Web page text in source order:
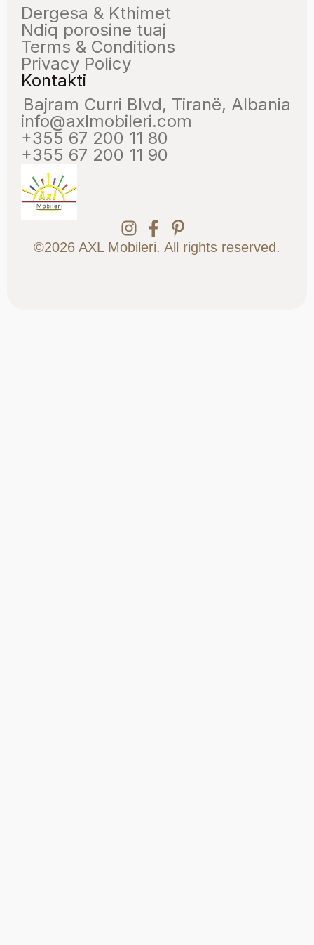
Dergesa & Kthimet
Ndiq porosine tuaj
Terms & Conditions
Privacy Policy
Kontakti
Bajram Curri Blvd, Tiranë, Albania
info@axlmobileri.com
+355 67 200 11 80
+355 67 200 11 90
©2026 AXL Mobileri. All rights reserved.